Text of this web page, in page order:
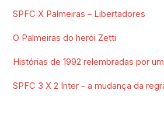
SPFC X Palmeiras – Libertadores
O Palmeiras do herói Zetti
Histórias de 1992 relembradas por
SPFC 3 X 2 Inter – a mudança da